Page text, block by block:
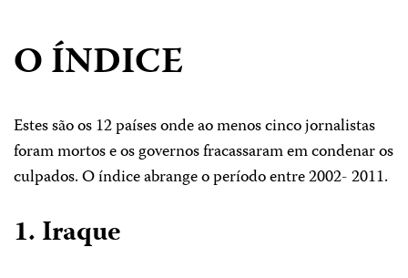
O ÍNDICE
Estes são os 12 países onde ao menos cinco jornalistas
foram mortos e os governos fracassaram em condenar os
culpados. O índice abrange o período entre 2002- 2011.
1. Iraque